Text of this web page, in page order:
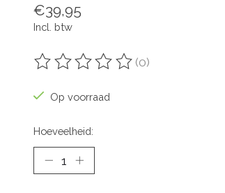
€39,95
Incl. btw
De beoordeling van dit product is
(0)
Op voorraad
Hoeveelheid: